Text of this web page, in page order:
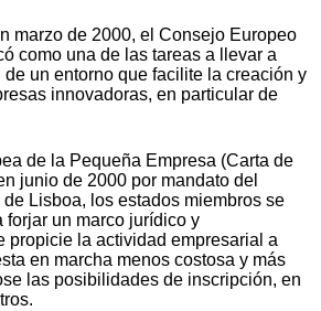
marzo de 2000, el Consejo Europeo
como una de las tareas a llevar a
un entorno que facilite la creación y
innovadoras, en particular de
de la Pequeña Empresa (Carta de
junio de 2000 por mandato del
Lisboa, los estados miembros se
forjar un marco jurídico y
propicie la actividad empresarial a
en marcha menos costosa y más
las posibilidades de inscripción, en